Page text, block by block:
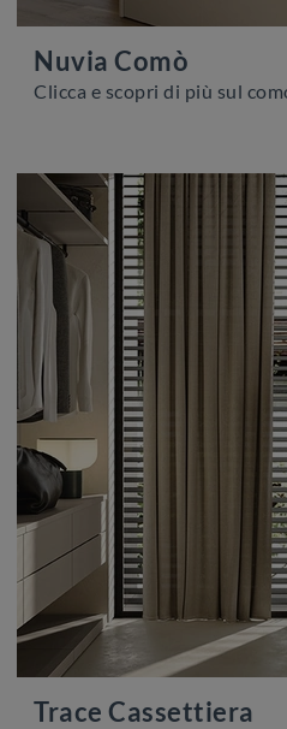
Nuvia Comò
Trace Cassettiera